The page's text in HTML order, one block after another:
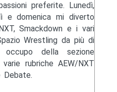
preferite. Lunedì,
e domenica mi diverto
Smackdown e i vari
Wrestling da più di
della sezione
rubriche AEW/NXT
Debate.